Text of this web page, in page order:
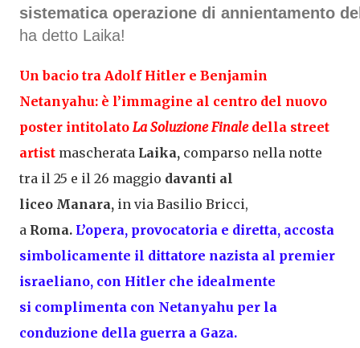
sistematica operazione di annientamento
ha detto Laika!
Unbacio tra Adolf Hitler e Benjamin
Netanyahu: è l’immagine al centro del nuovo
poster intitolato La Soluzione Finaledella street
artist mascherata Laika, comparso nella notte
tra il 25 e il 26 maggio davanti al
liceo Manara, in via Basilio Bricci,
a Roma. L’opera, provocatoria e diretta, accosta
simbolicamente il dittatore nazista al premier
israeliano, con Hitler che idealmente
si complimenta con Netanyahu per la
conduzione della guerra a Gaza.